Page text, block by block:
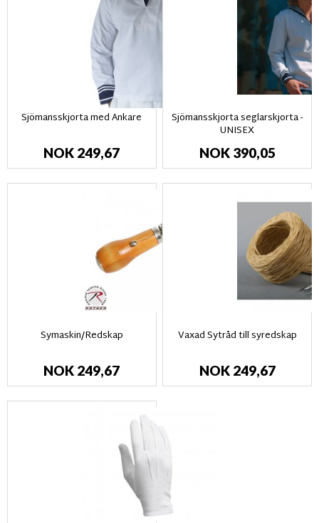
Sjömansskjorta med Ankare
NOK 249,67
Sjömansskjorta seglarskjorta -
UNISEX
NOK 390,05
Symaskin/Redskap
NOK 249,67
Vaxad Sytråd till syredskap
NOK 249,67